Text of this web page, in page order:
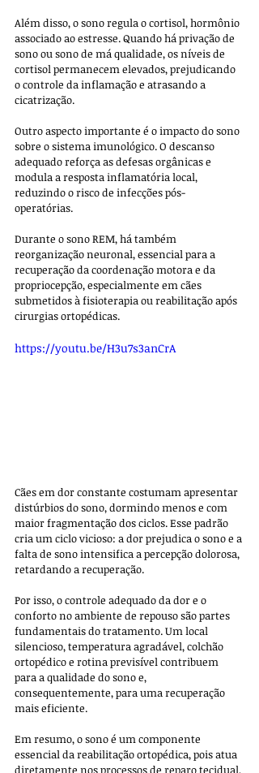
Além disso, o sono regula o cortisol, hormônio
associado ao estresse. Quando há privação de
sono ou sono de má qualidade, os níveis de
cortisol permanecem elevados, prejudicando
o controle da inflamação e atrasando a
cicatrização.
Outro aspecto importante é o impacto do sono
sobre o sistema imunológico. O descanso
adequado reforça as defesas orgânicas e
modula a resposta inflamatória local,
reduzindo o risco de infecções pós-
operatórias.
Durante o sono REM, há também
reorganização neuronal, essencial para a
recuperação da coordenação motora e da
propriocepção, especialmente em cães
submetidos à fisioterapia ou reabilitação após
cirurgias ortopédicas.
https://youtu.be/H3u7s3anCrA
Cães em dor constante costumam apresentar
distúrbios do sono, dormindo menos e com
maior fragmentação dos ciclos. Esse padrão
cria um ciclo vicioso: a dor prejudica o sono e a
falta de sono intensifica a percepção dolorosa,
retardando a recuperação.
Por isso, o controle adequado da dor e o
conforto no ambiente de repouso são partes
fundamentais do tratamento. Um local
silencioso, temperatura agradável, colchão
ortopédico e rotina previsível contribuem
para a qualidade do sono e,
consequentemente, para uma recuperação
mais eficiente.
Em resumo, o sono é um componente
essencial da reabilitação ortopédica, pois atua
diretamente nos processos de reparo tecidual,